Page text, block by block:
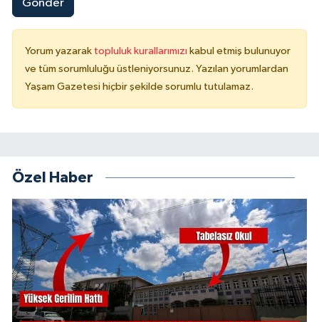
Gönder
Yorum yazarak topluluk kurallarımızı kabul etmiş bulunuyor
ve tüm sorumluluğu üstleniyorsunuz. Yazılan yorumlardan
Yaşam Gazetesi hiçbir şekilde sorumlu tutulamaz.
Özel Haber